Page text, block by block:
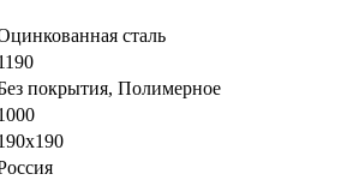
сталь
покрытия, Полимерное